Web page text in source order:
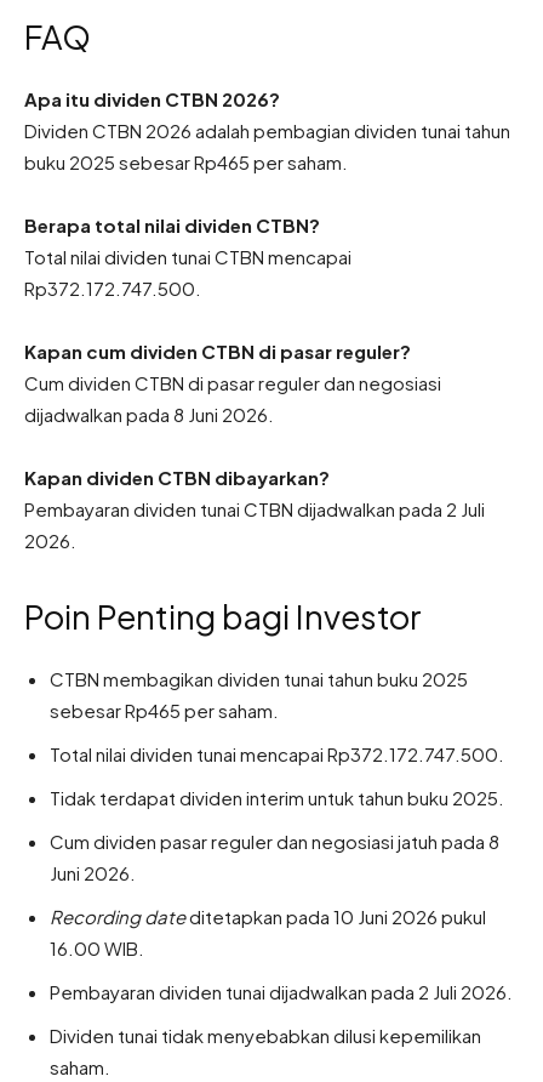
FAQ
Apa itu dividen CTBN 2026?
Dividen CTBN 2026 adalah pembagian dividen tunai tahun
buku 2025 sebesar Rp465 per saham.
Berapa total nilai dividen CTBN?
Total nilai dividen tunai CTBN mencapai
Rp372.172.747.500.
Kapan cum dividen CTBN di pasar reguler?
Cum dividen CTBN di pasar reguler dan negosiasi
dijadwalkan pada 8 Juni 2026.
Kapan dividen CTBN dibayarkan?
Pembayaran dividen tunai CTBN dijadwalkan pada 2 Juli
2026.
Poin Penting bagi Investor
CTBN membagikan dividen tunai tahun buku 2025
sebesar Rp465 per saham.
Total nilai dividen tunai mencapai Rp372.172.747.500.
Tidak terdapat dividen interim untuk tahun buku 2025.
Cum dividen pasar reguler dan negosiasi jatuh pada 8
Juni 2026.
Recording dateditetapkan pada 10 Juni 2026 pukul
16.00 WIB.
Pembayaran dividen tunai dijadwalkan pada 2 Juli 2026.
Dividen tunai tidak menyebabkan dilusi kepemilikan
saham.